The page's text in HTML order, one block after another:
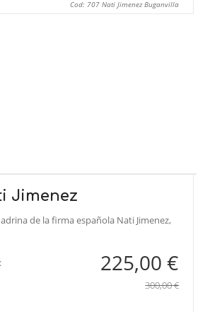
Cod: 707 Nati Jimenez Buganvilla
Jimenez
de la firma española Nati Jimenez,
225,00 €
300,00 €